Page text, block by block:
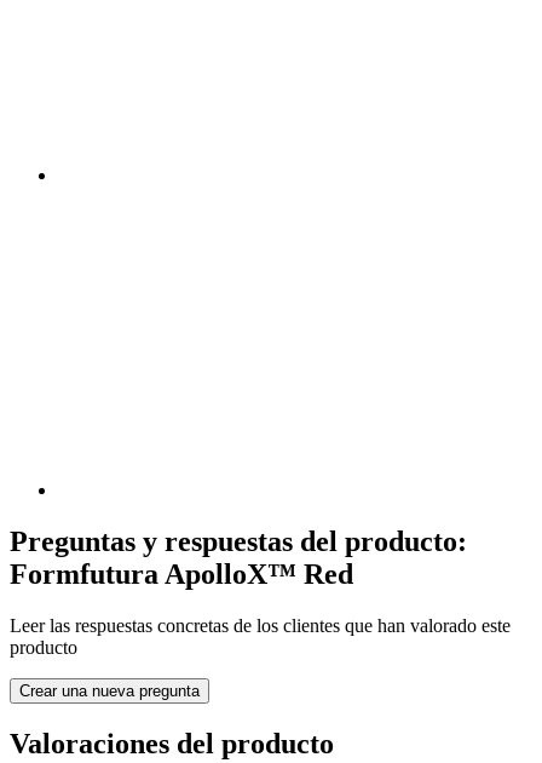
Preguntas y respuestas del producto:
Formfutura ApolloX™ Red
Leer las respuestas concretas de los clientes que han valorado este
producto
Crear una nueva pregunta
Valoraciones del producto